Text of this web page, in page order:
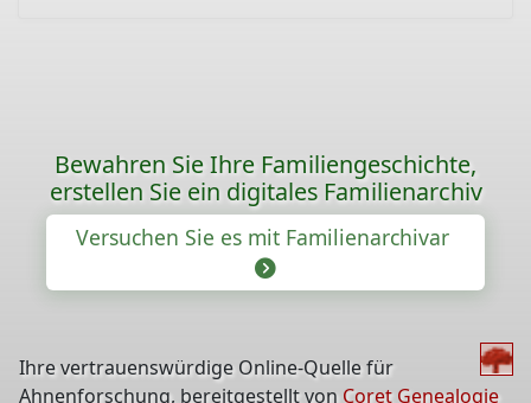
Bewahren Sie Ihre Familiengeschichte,
erstellen Sie ein digitales Familienarchiv
Versuchen Sie es mit Familienarchivar
Ihre vertrauenswürdige Online-Quelle für
Ahnenforschung, bereitgestellt von Coret Genealogie